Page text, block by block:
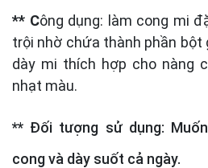
** Công dụng: làm cong mi
trội nhờ chứa thành phần bột
dày mi thích hợp cho nàng
nhạt màu.
** Đối tượng sử dụng:
cong và dày suốt cả ngày.